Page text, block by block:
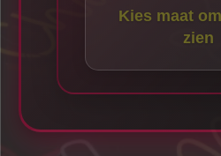
Kies maat
zien